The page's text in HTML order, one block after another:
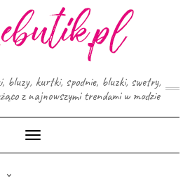
bluzy, kurtki, spodnie, bluzki, swetry,
z najnowszymi trendami w modzie
Toggle
Navigation